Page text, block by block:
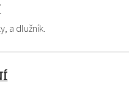
a dlužník.